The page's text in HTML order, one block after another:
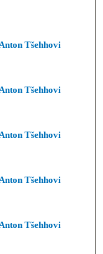
Tšehhovi
Tšehhovi
Tšehhovi
Tšehhovi
Tšehhovi